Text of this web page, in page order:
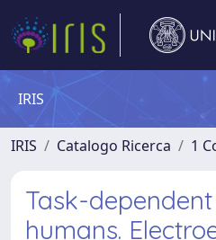
IRIS
IRIS Catalogo Ricerca 1
Task-
humans.